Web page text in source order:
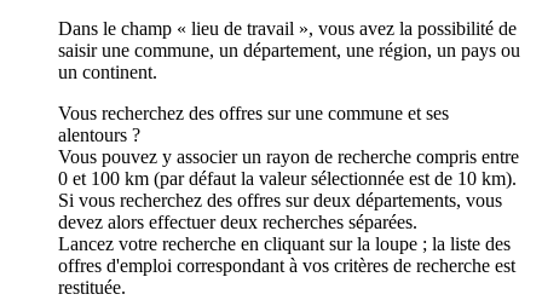
Dans le champ « lieu de travail », vous avez la possibilité de
saisir une commune, un département, une région, un pays ou
un continent.
Vous recherchez des offres sur une commune et ses
alentours ?
Vous pouvez y associer un rayon de recherche compris entre
0 et 100 km (par défaut la valeur sélectionnée est de 10 km).
Si vous recherchez des offres sur deux départements, vous
devez alors effectuer deux recherches séparées.
Lancez votre recherche en cliquant sur la loupe ; la liste des
offres d'emploi correspondant à vos critères de recherche est
restituée.